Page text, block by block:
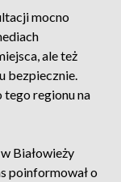
mocno
ale też
bezpiecznie.
tego regionu na
Białowieży
poinformował o